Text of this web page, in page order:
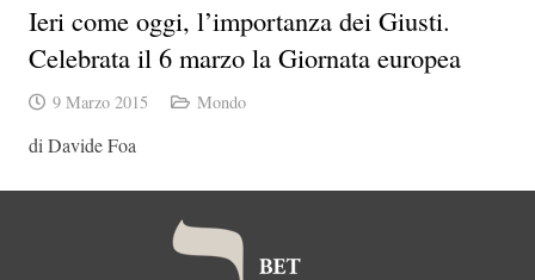
Ieri come oggi, l’importanza dei Giusti.
Celebrata il 6 marzo la Giornata europea
9 Marzo 2015 Mondo
di Davide Foa